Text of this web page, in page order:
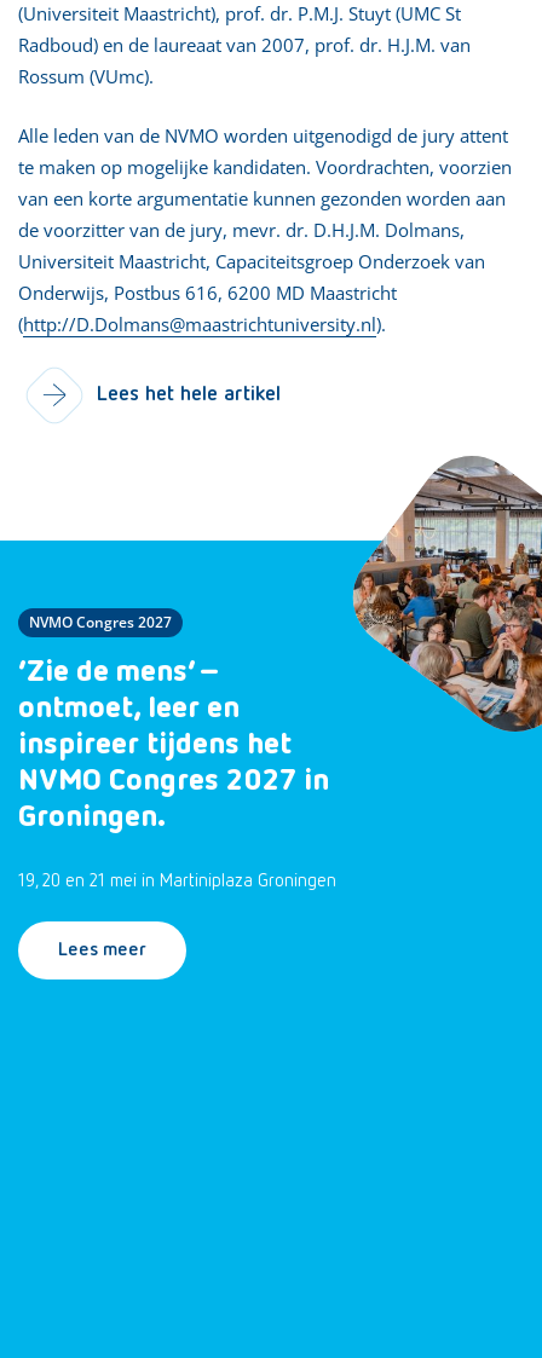
(Universiteit Maastricht), prof. dr. P.M.J. Stuyt (UMC St
Radboud) en de laureaat van 2007, prof. dr. H.J.M. van
Rossum (VUmc).
Alle leden van de NVMO worden uitgenodigd de jury attent
te maken op mogelijke kandidaten. Voordrachten, voorzien
van een korte argumentatie kunnen gezonden worden aan
de voorzitter van de jury, mevr. dr. D.H.J.M. Dolmans,
Universiteit Maastricht, Capaciteitsgroep Onderzoek van
Onderwijs, Postbus 616, 6200 MD Maastricht
(http://D.Dolmans@maastrichtuniversity.nl).
Lees het hele artikel
NVMO Congres 2027
‘Zie de mens’ –
ontmoet, leer en
inspireer tijdens het
NVMO Congres 2027 in
Groningen.
19, 20 en 21 mei in Martiniplaza Groningen
Lees meer